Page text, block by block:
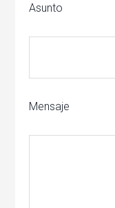
Asunto
Mensaje